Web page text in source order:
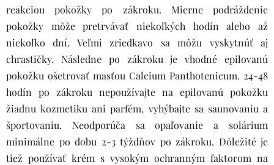
reakciou pokožky po zákroku. Mierne podráždenie
pokožky môže pretrvávať niekoľkých hodín alebo až
niekoľko dní. Veľmi zriedkavo sa môžu vyskytnúť aj
chrastičky. Následne po zákroku je vhodné epilovanú
pokožku ošetrovať masťou Calcium Panthotenicum. 24-48
hodín po zákroku nepoužívajte na epilovanú pokožku
žiadnu kozmetiku ani parfém, vyhýbajte sa saunovaniu a
športovaniu. Neodporúča sa opaľovanie a solárium
minimálne po dobu 2-3 týždňov po zákroku. Dôležité je
tiež používať krém s vysokým ochranným faktorom na